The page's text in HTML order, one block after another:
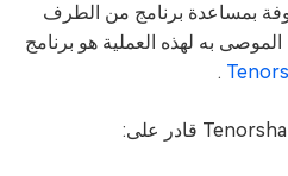
بمساعدة برنامج من الطرف
الموصى به لهذه العملية هو برنامج
.